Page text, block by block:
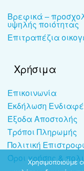
Βρεφικά –
υψηλής ποιότητας
Επιτραπέζια
Χρήσιμα
Επικοινωνία
Εκδήλωση
Έξοδα Αποστολής
Τρόποι Πληρωμής
Πολιτική
Όροι χρήσης &
Χρησιμοποιούμε